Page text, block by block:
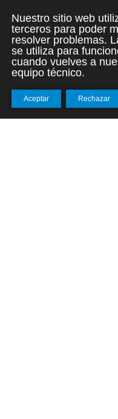
Nuestro sitio web
terceros para poder
resolver problemas.
se utiliza para
cuando vuelves a
equipo técnico.
Aceptar Rechazar